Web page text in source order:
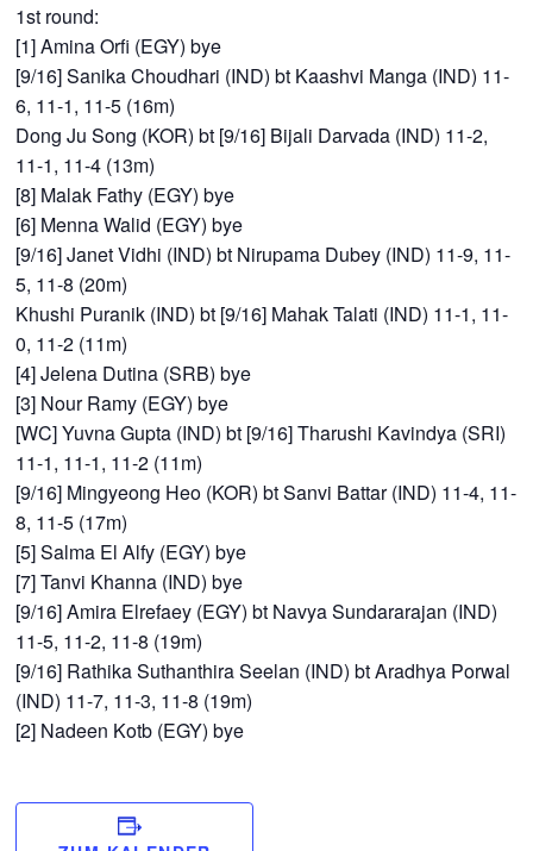
1st round:
[1] Amina Orfi (EGY) bye
[9/16] Sanika Choudhari (IND) bt Kaashvi Manga (IND) 11-
6, 11-1, 11-5 (16m)
Dong Ju Song (KOR) bt [9/16] Bijali Darvada (IND) 11-2,
11-1, 11-4 (13m)
[8] Malak Fathy (EGY) bye
[6] Menna Walid (EGY) bye
[9/16] Janet Vidhi (IND) bt Nirupama Dubey (IND) 11-9, 11-
5, 11-8 (20m)
Khushi Puranik (IND) bt [9/16] Mahak Talati (IND) 11-1, 11-
0, 11-2 (11m)
[4] Jelena Dutina (SRB) bye
[3] Nour Ramy (EGY) bye
[WC] Yuvna Gupta (IND) bt [9/16] Tharushi Kavindya (SRI)
11-1, 11-1, 11-2 (11m)
[9/16] Mingyeong Heo (KOR) bt Sanvi Battar (IND) 11-4, 11-
8, 11-5 (17m)
[5] Salma El Alfy (EGY) bye
[7] Tanvi Khanna (IND) bye
[9/16] Amira Elrefaey (EGY) bt Navya Sundararajan (IND)
11-5, 11-2, 11-8 (19m)
[9/16] Rathika Suthanthira Seelan (IND) bt Aradhya Porwal
(IND) 11-7, 11-3, 11-8 (19m)
[2] Nadeen Kotb (EGY) bye